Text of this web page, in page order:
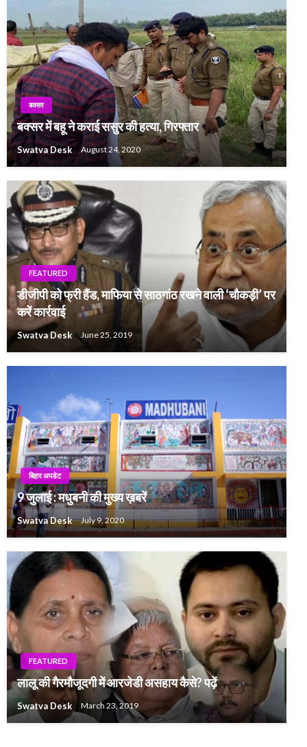
बक्सर
बक्सर में बहू ने कराई ससुर की हत्या, गिरफ्तार
Swatva Desk August 24, 2020
FEATURED
डीजीपी को फ्री हैंड, माफिया से साठगांठ रखने वाली ‘चौकड़ी’ पर
करें कार्रवाई
Swatva Desk June 25, 2019
बिहार अपडेट
9 जुलाई : मधुबनी की मुख्य ख़बरें
Swatva Desk July 9, 2020
FEATURED
लालू की गैरमौजूदगी में आरजेडी असहाय कैसे? पढ़ें
Swatva Desk March 23, 2019